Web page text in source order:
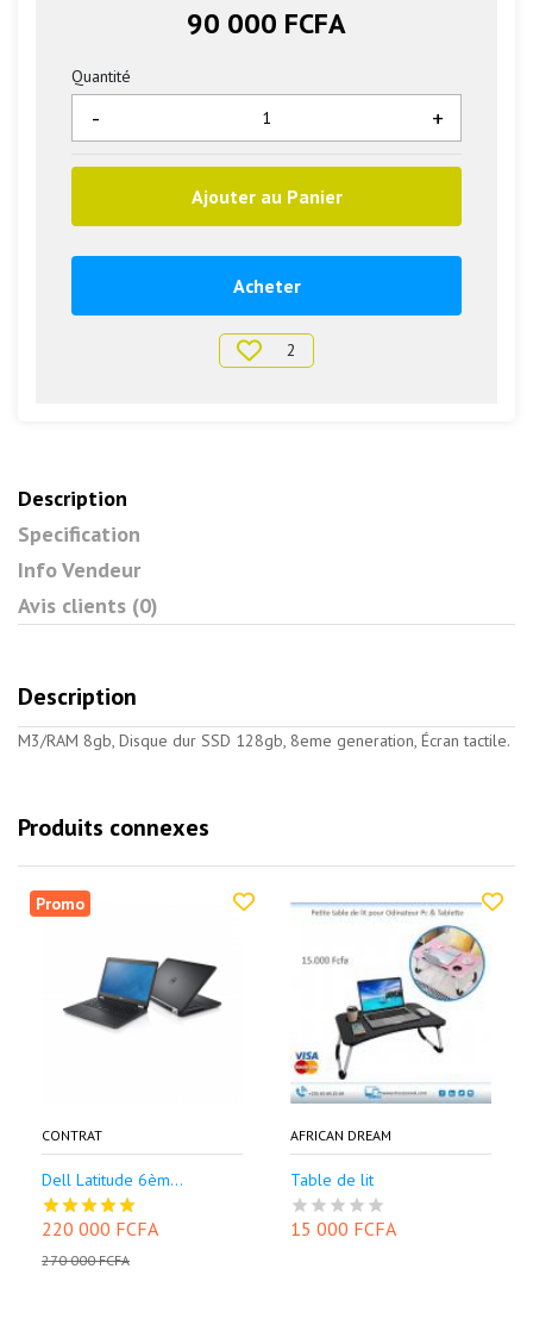
90 000 FCFA
Quantité
+
-
Ajouter au Panier
Acheter
2
Description
Specification
Info Vendeur
Avis clients (0)
Description
M3/RAM 8gb, Disque dur SSD 128gb, 8eme generation, Écran tactile.
Produits connexes
Promo
CONTRAT
Dell Latitude 6èm...
220 000 FCFA
270 000 FCFA
AFRICAN DREAM
Table de lit
15 000 FCFA